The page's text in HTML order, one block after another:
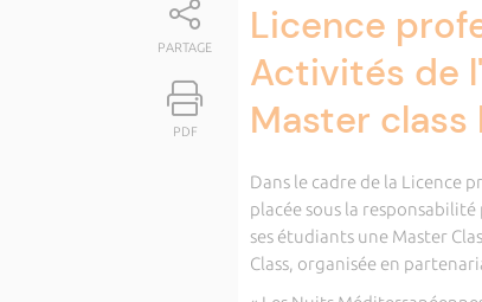
PARTAGE
PDF
Licence
Activités de
Master
Dans le cadre de la Licence
placée sous la
ses étudiants une Master
Class, organisée en